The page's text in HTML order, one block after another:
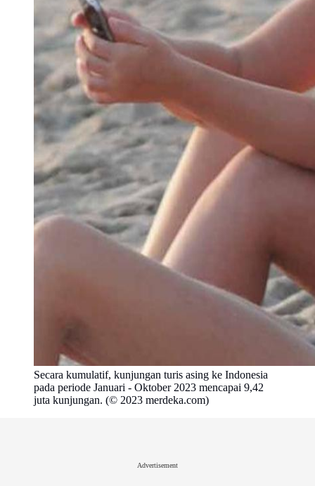
Secara kumulatif, kunjungan turis asing ke Indonesia
pada periode Januari - Oktober 2023 mencapai 9,42
juta kunjungan. (© 2023 merdeka.com)
Advertisement